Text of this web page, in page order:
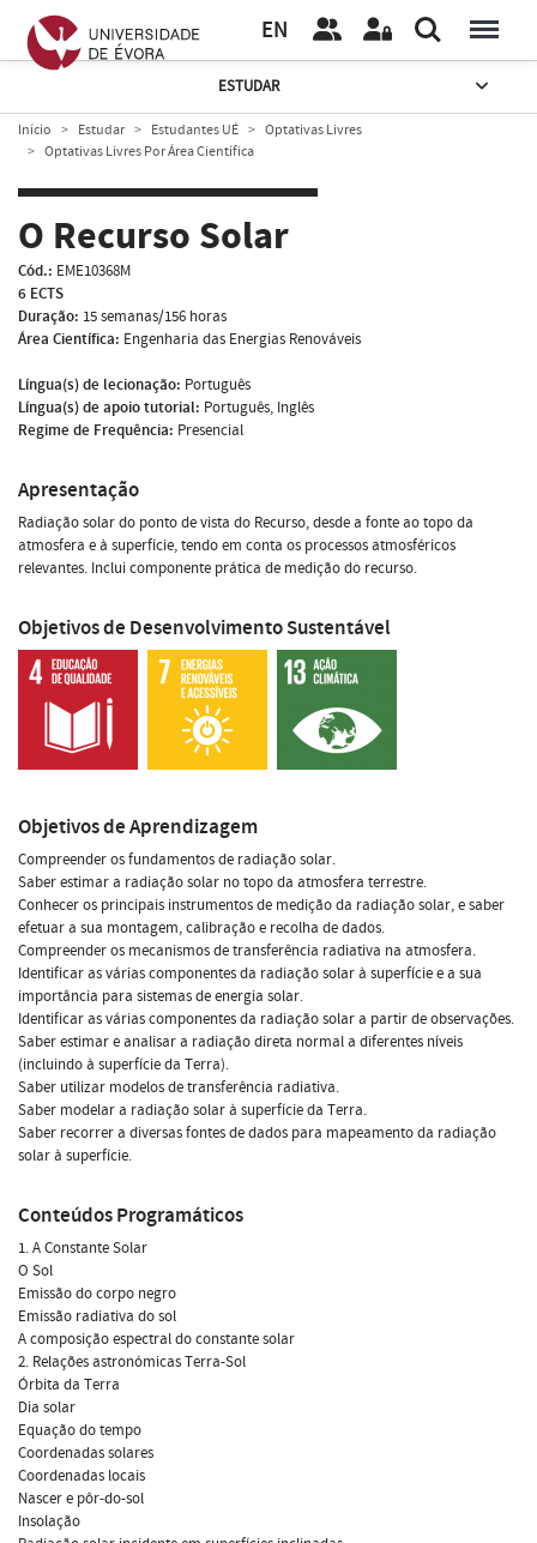
EN
ESTUDAR
Início Estudar Estudantes UÉ
Optativas Livres
Optativas Livres Por Área Científica
O Recurso Solar
Cód.: EME10368M
6 ECTS
Duração: 15 semanas/156 horas
Área Científica: Engenharia das Energias Renováveis
Língua(s) de lecionação: Português
Língua(s) de apoio tutorial: Português, Inglês
Regime de Frequência: Presencial
Apresentação
Radiação solar do ponto de vista do Recurso, desde a fonte ao topo da
atmosfera e à superfície, tendo em conta os processos atmosféricos
relevantes. Inclui componente prática de medição do recurso.
Objetivos de Desenvolvimento Sustentável
Objetivos de Aprendizagem
Compreender os fundamentos de radiação solar.
Saber estimar a radiação solar no topo da atmosfera terrestre.
Conhecer os principais instrumentos de medição da radiação solar, e saber
efetuar a sua montagem, calibração e recolha de dados.
Compreender os mecanismos de transferência radiativa na atmosfera.
Identificar as várias componentes da radiação solar à superfície e a sua
importância para sistemas de energia solar.
Identificar as várias componentes da radiação solar a partir de observações.
Saber estimar e analisar a radiação direta normal a diferentes níveis
(incluindo à superfície da Terra).
Saber utilizar modelos de transferência radiativa.
Saber modelar a radiação solar à superfície da Terra.
Saber recorrer a diversas fontes de dados para mapeamento da radiação
solar à superfície.
Conteúdos Programáticos
1. A Constante Solar
O Sol
Emissão do corpo negro
Emissão radiativa do sol
A composição espectral do constante solar
2. Relações astronómicas Terra-Sol
Órbita da Terra
Dia solar
Equação do tempo
Coordenadas solares
Coordenadas locais
Nascer e pôr-do-sol
Insolação